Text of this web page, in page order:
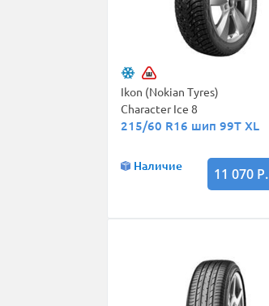
Ikon (Nokian Tyres)
Character Ice 8
215/60 R16 шип 99T XL
Наличие 11 070 Р.